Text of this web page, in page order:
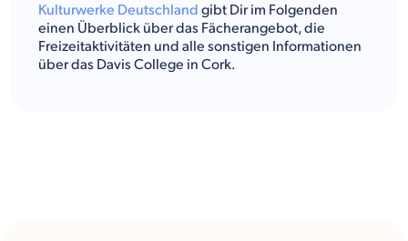
Kulturwerke Deutschland gibt Dir im Folgenden
einen Überblick über das Fächerangebot, die
Freizeitaktivitäten und alle sonstigen Informationen
über das Davis College in Cork.